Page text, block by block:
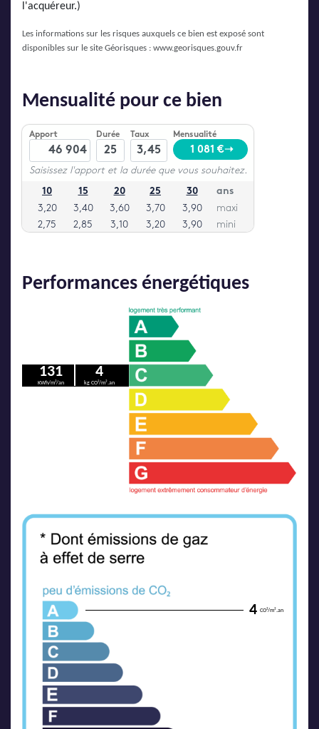
l'acquéreur.)
Les informations sur les risques auxquels ce bien est exposé sont
disponibles sur le site Géorisques : www.georisques.gouv.fr
Performances énergétiques
131
KWh/m²/an
4
kg CO²/m².an
4 CO²/m².an
Mensualité pour ce bien